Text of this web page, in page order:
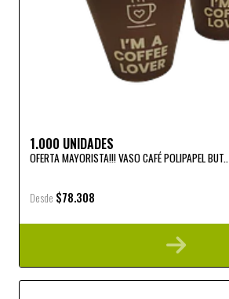
1.000 UNIDADES
OFERTA MAYORISTA!!! VASO CAFÉ POLIPAPEL BUT..
Desde $78.308